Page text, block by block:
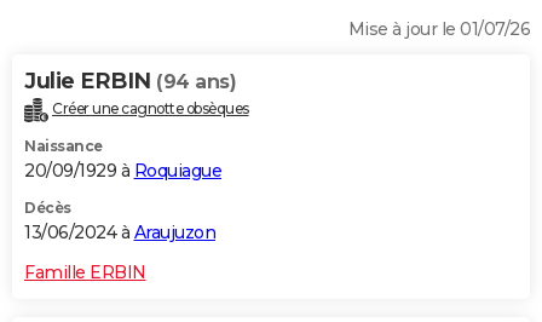
Alimentation
Guide de la santé
Maladies
Médicaments
Sommeil
VOYAGE
Destinations
City break
Voyage nature
Voyage de noces
Forum
Climat
+PHOTO
GUIDES D'ACHAT
Mise à jour le 01/07/26
Julie ERBIN (94 ans)
Créer une cagnotte obsèques
Naissance
20/09/1929 à Roquiague
Décès
13/06/2024 à Araujuzon
Famille ERBIN